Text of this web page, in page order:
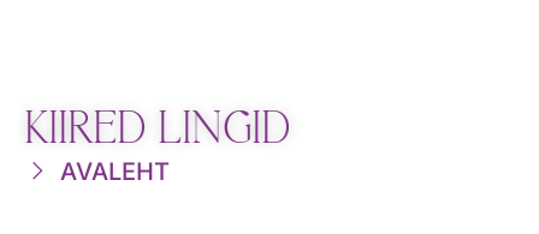
KIIRED LINGID
AVALEHT